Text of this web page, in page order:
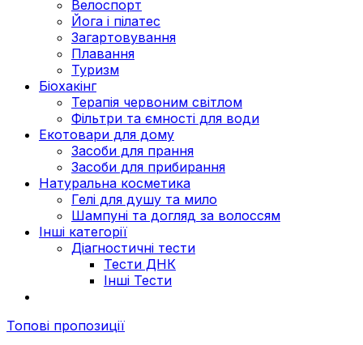
Велоспорт
Йога і пілатес
Загартовування
Плавання
Туризм
Біохакінг
Терапія червоним світлом
Фільтри та ємності для води
Екотовари для дому
Засоби для прання
Засоби для прибирання
Натуральна косметика
Гелі для душу та мило
Шампуні та догляд за волоссям
Інші категорії
Діагностичні тести
Тести ДНК
Інші Тести
Топові пропозиції